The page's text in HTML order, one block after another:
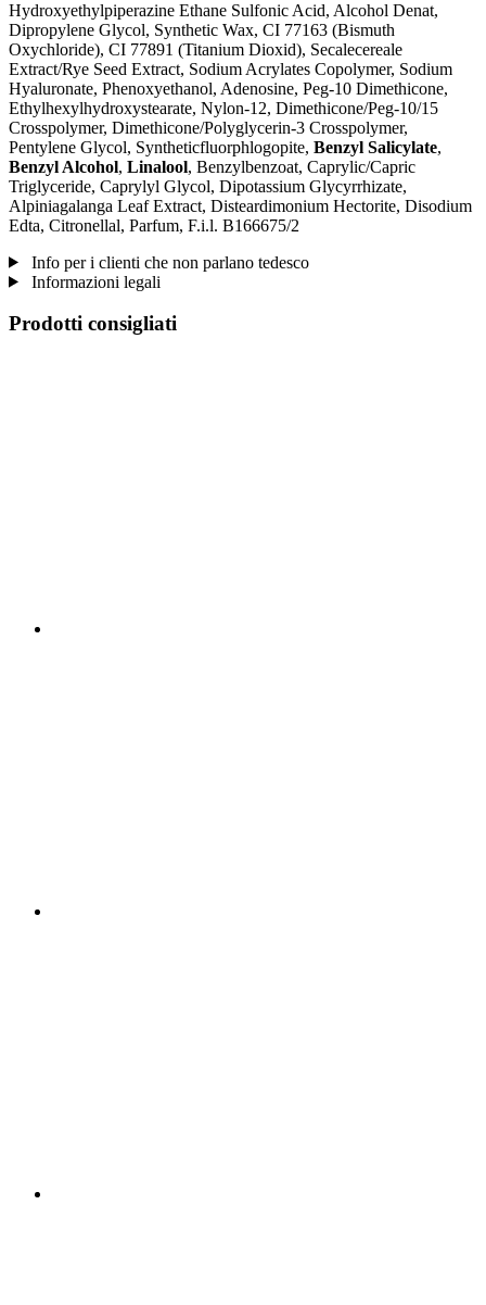
Hydroxyethylpiperazine Ethane Sulfonic Acid, Alcohol Denat,
Dipropylene Glycol, Synthetic Wax, CI 77163 (Bismuth
Oxychloride), CI 77891 (Titanium Dioxid), Secalecereale
Extract/Rye Seed Extract, Sodium Acrylates Copolymer, Sodium
Hyaluronate, Phenoxyethanol, Adenosine, Peg-10 Dimethicone,
Ethylhexylhydroxystearate, Nylon-12, Dimethicone/Peg-10/15
Crosspolymer, Dimethicone/Polyglycerin-3 Crosspolymer,
Pentylene Glycol, Syntheticfluorphlogopite, Benzyl Salicylate,
Benzyl Alcohol, Linalool, Benzylbenzoat, Caprylic/Capric
Triglyceride, Caprylyl Glycol, Dipotassium Glycyrrhizate,
Alpiniagalanga Leaf Extract, Disteardimonium Hectorite, Disodium
Edta, Citronellal, Parfum, F.i.l. B166675/2
Info per i clienti che non parlano tedesco
Informazioni legali
Prodotti consigliati